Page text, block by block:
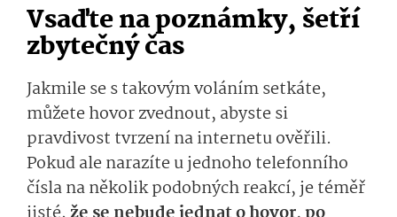
Vsaďte na poznámky, šetří
zbytečný čas
Jakmile se s takovým voláním setkáte,
můžete hovor zvednout, abyste si
pravdivost tvrzení na internetu ověřili.
Pokud ale narazíte u jednoho telefonního
čísla na několik podobných reakcí, je téměř